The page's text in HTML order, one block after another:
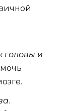
головы и
.